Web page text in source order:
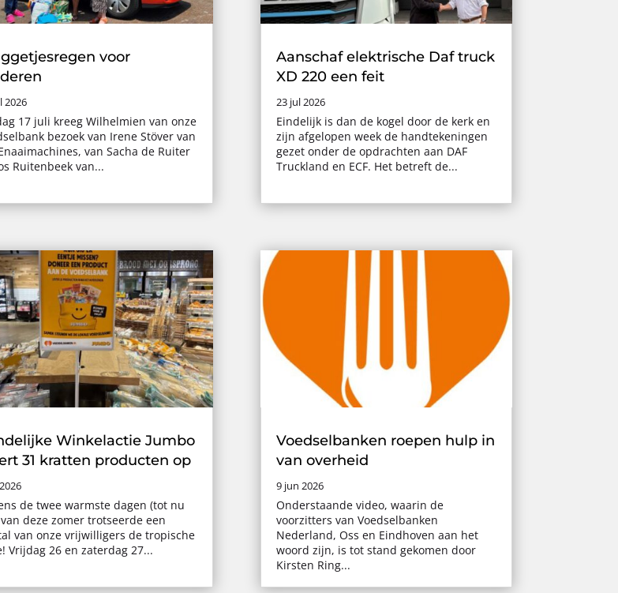
voor
2026
17 juli kreeg Wilhelmien van onze
bezoek van Irene Stöver van
van Sacha de Ruiter
Ruitenbeek van...
Winkelactie Jumbo
31 kratten producten op
de twee warmste dagen (tot nu
deze zomer trotseerde een
van onze vrijwilligers de tropische
Vrijdag 26 en zaterdag 27...
Aanschaf elektrische Daf truck
XD 220 een feit
23 jul 2026
Eindelijk is dan de kogel door de kerk en
zijn afgelopen week de handtekeningen
gezet onder de opdrachten aan DAF
Truckland en ECF. Het betreft de...
Voedselbanken roepen hulp in
van overheid
9 jun 2026
Onderstaande video, waarin de
voorzitters van Voedselbanken
Nederland, Oss en Eindhoven aan het
woord zijn, is tot stand gekomen door
Kirsten Ring...